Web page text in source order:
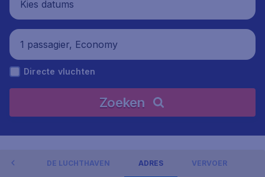
Kies datums
1 passagier, Economy
Directe vluchten
Zoeken
DE LUCHTHAVEN ADRES VERVOER